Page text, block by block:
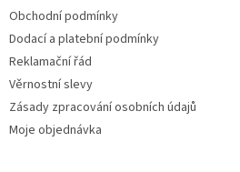
Obchodní podmínky
Dodací a platební podmínky
Reklamační řád
Věrnostní slevy
Zásady zpracování osobních údajů
Moje objednávka